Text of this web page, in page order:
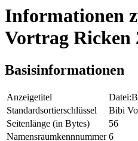
Informationen
Vortrag Ricken
Basisinformationen
Anzeigetitel
Standardsortierschlüssel
Bibi
Seitenlänge (in Bytes)
56
Namensraumkennnummer 6